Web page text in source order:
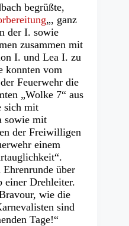
begrüßte,
„, ganz
der I. sowie
zusammen mit
I. und Lea I. zu
konnten vom
Feuerwehr die
„Wolke 7“ aus
sich mit
sowie mit
der Freiwilligen
einem
über
einer Drehleiter.
wie die
sind
Tage!“